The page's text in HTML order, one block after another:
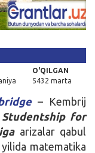
O'QILGAN
5432 marta
– Kembrij
for
arizalar qabul
matematika